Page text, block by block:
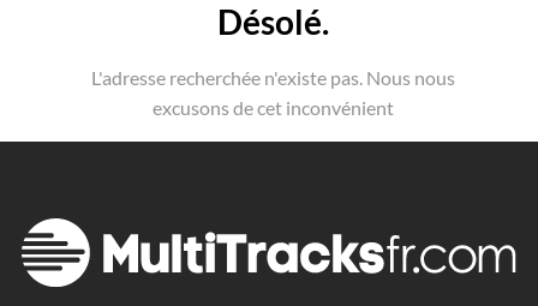
Désolé.
L'adresse recherchée n'existe pas. Nous nous
excusons de cet inconvénient